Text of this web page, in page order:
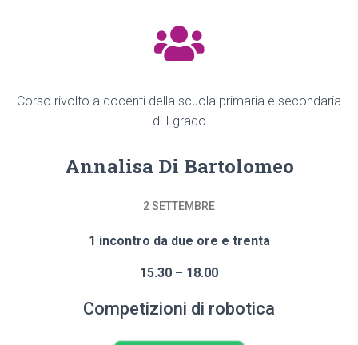
Corso rivolto a docenti della scuola primaria e secondaria
di I grado
Annalisa Di Bartolomeo
2 SETTEMBRE
1 incontro da due ore e trenta
15.30 – 18.00
Competizioni di robotica